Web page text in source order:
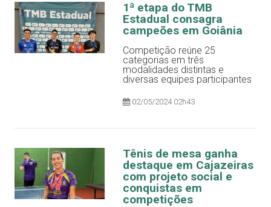
1ª etapa do TMB
Estadual consagra
campeões em Goiânia
Competição reúne 25
categorias em três
modalidades distintas e
diversas equipes participantes
02/05/2024 02h43
Tênis de mesa ganha
destaque em Cajazeiras
com projeto social e
conquistas em
competições